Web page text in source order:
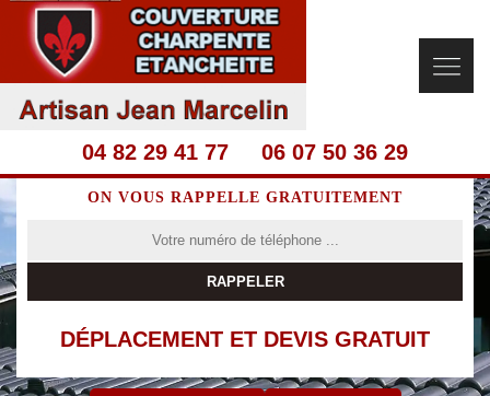
04 82 29 41 77 06 07 50 36 29
ON VOUS RAPPELLE GRATUITEMENT
DÉPLACEMENT ET DEVIS GRATUIT